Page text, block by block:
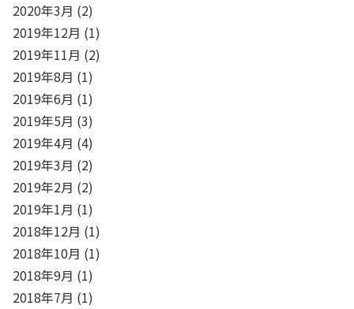
2020年3月 (2)
2019年12月 (1)
2019年11月 (2)
2019年8月 (1)
2019年6月 (1)
2019年5月 (3)
2019年4月 (4)
2019年3月 (2)
2019年2月 (2)
2019年1月 (1)
2018年12月 (1)
2018年10月 (1)
2018年9月 (1)
2018年7月 (1)